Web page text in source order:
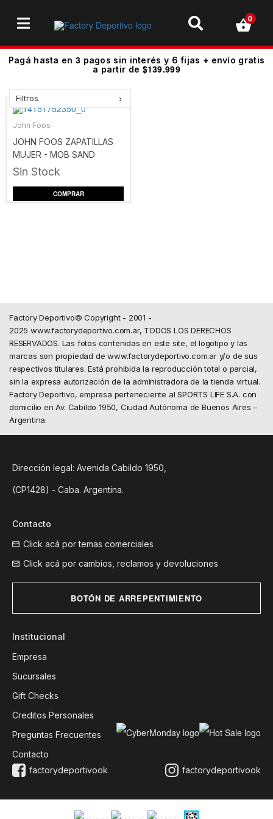
Pagá hasta en 3 pagos sin interés y 6 fijas + envío gratis
a partir de $139.999
0
Filtros
John Foos
JOHN FOOS ZAPATILLAS
MUJER - MOB SAND
MARRNEGR
Sin Stock
COMPRAR
Factory Deportivo© Copyright - 2001 -
2025 www.factorydeportivo.com.ar, TODOS LOS DERECHOS
RESERVADOS. Las fotos contenidas en este site, el logotipo y las
marcas son propiedad de www.factorydeportivo.com.ar y/o de sus
respectivos titulares. Está prohibida la reproducción total o parcial,
sin la expresa autorización de la administradora de la tienda virtual.
Factory Deportivo, empresa perteneciente al SPORTS LIFE S.A. con
domicilio en Av. Cabildo 1950, Ciudad Autónoma de Buenos Aires –
Argentina.
Dirección legal: Avenida Cabildo 1950,
(CP1428) - Caba. Argentina.
Institucional
Empresa
Sucursales
Gift Checks
Creditos Personales
Preguntas Frecuentes
Contacto
Contacto
Click acá por temas comerciales
Click acá por cambios, reclamos y devoluciones
BOTÓN DE ARREPENTIMIENTO
factorydeportivook factorydeportivook